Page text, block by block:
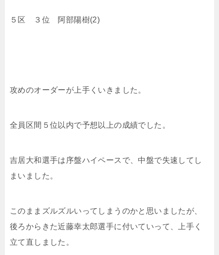
５区 ３位 阿部陽樹(2)
攻めのオーダーが上手くいきました。
全員区間５位以内で予想以上の成績でした。
吉居大和選手は序盤ハイペースで、中盤で失速してし
まいました。
このままズルズルいってしまうのかと思いましたが、
後ろからきた近藤幸太郎選手に付いていって、上手く
立て直しました。